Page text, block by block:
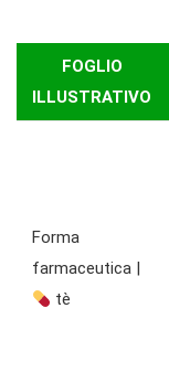
FOGLIO
ILLUSTRATIVO
Forma
farmaceutica |
tè